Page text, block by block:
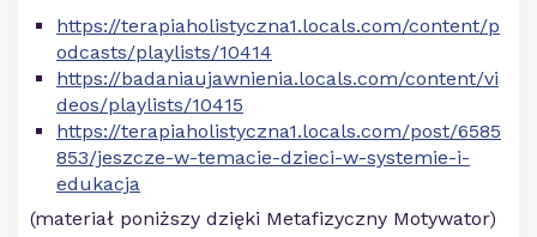
https://terapiaholistyczna1.locals.com/content/p
odcasts/playlists/10414
https://badaniaujawnienia.locals.com/content/vi
deos/playlists/10415
https://terapiaholistyczna1.locals.com/post/6585
853/jeszcze-w-temacie-dzieci-w-systemie-i-
edukacja
(materiał poniższy dzięki Metafizyczny Motywator)